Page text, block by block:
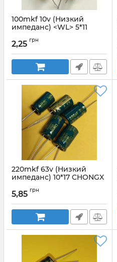
100mkf 10v (Низкий
импеданс) <WL> 5*11
Артикул:
2,25 грн
220mkf 63v (Низкий
импеданс) 10*17 CHONGX
5,85 грн